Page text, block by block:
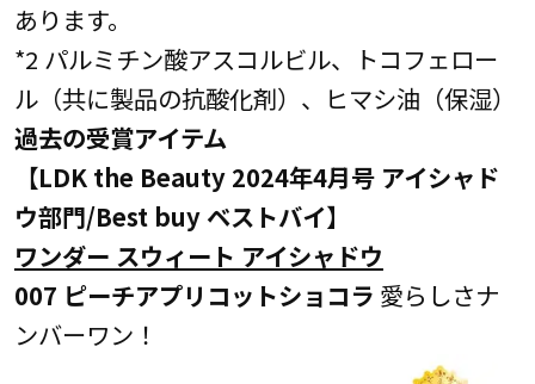
あります。
*2 パルミチン酸アスコルビル、トコフェロー
ル（共に製品の抗酸化剤）、ヒマシ油（保湿）
過去の受賞アイテム
【LDK the Beauty 2024年4月号 アイシャド
ウ部門/Best buy ベストバイ】
ワンダー スウィート アイシャドウ
007 ピーチアプリコットショコラ 愛らしさナ
ンバーワン！